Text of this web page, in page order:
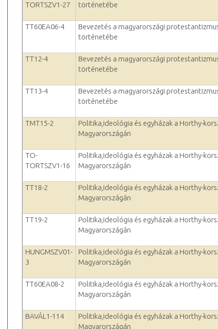
TORTSZV1-27
történetébe
TT60EA06-4
Bevezetés a magyarországi
történetébe
TT12-4
Bevezetés a magyarországi
történetébe
TT13-4
Bevezetés a magyarországi
történetébe
TMT15-2
Politika,ideológia és egyházak a Horthy-
Magyarországán
TO-
TORTSZV1-16
Politika,ideológia és egyházak a Horthy-
Magyarországán
TT18-2
Politika,ideológia és egyházak a Horthy-
Magyarországán
TT19-2
Politika,ideológia és egyházak a Horthy-
Magyarországán
HUNGMSZV01-
3
Politika,ideológia és egyházak a Horthy-
Magyarországán
TT60EA08-2
Politika,ideológia és egyházak a Horthy-
Magyarországán
BAVÁL1-114
Politika,ideológia és egyházak a Horthy-
Magyarországán